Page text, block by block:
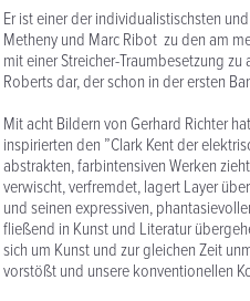
Er ist einer der individualistischsten
Metheny und Marc Ribot zu den am
mit einer Streicher-Traumbesetzung
Roberts dar, der schon in der ersten
Mit acht Bildern von Gerhard Richter
inspirierten den ”Clark Kent der
abstrakten, farbintensiven Werken
verwischt, verfremdet, lagert Layer
und seinen expressiven,
fließend in Kunst und Literatur
sich um Kunst und zur gleichen Zeit
vorstößt und unsere konventionellen